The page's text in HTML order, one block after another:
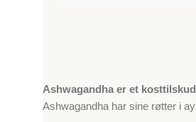
Ashwagandha er et
Ashwagandha har sine røtter i